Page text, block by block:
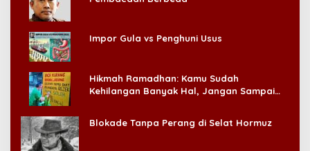
© 2026 - @ PT. Cakrawarta Megah Mediatama. All Rights Reserved.
Pedoman Media Siber Disclaimer